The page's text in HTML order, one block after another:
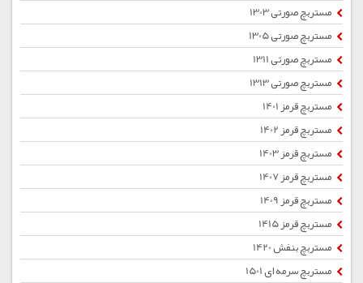
مستربچ صورتی 1303
مستربچ صورتی 1305
مستربچ صورتی 1311
مستربچ صورتی 1313
مستربچ قرمز 1401
مستربچ قرمز 1402
مستربچ قرمز 1403
مستربچ قرمز 1407
مستربچ قرمز 1409
مستربچ قرمز 1415
مستربچ بنفش 1420
مستربچ سرمه ای 1501